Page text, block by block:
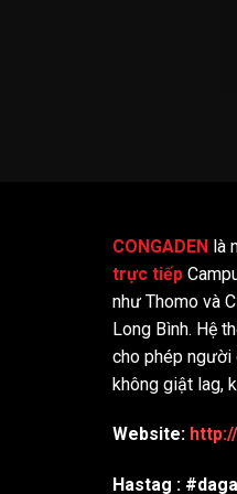
CONGADEN là
trực tiếp
như Thomo và
Long Bình. Hệ
cho phép người
không giật lag,
Website:
Hastag :